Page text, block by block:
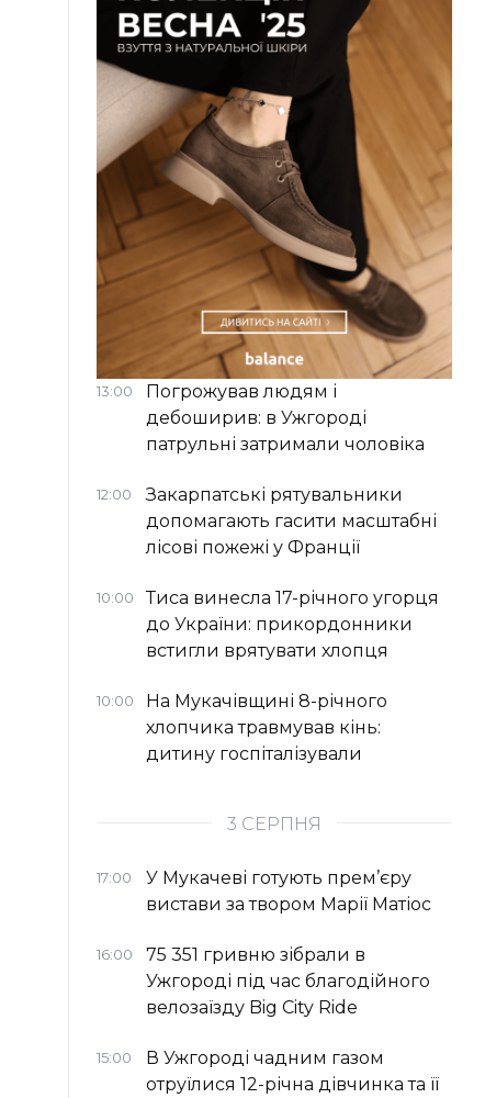
13:00
Погрожував людям і
дебоширив: в Ужгороді
патрульні затримали чоловіка
12:00
Закарпатські рятувальники
допомагають гасити масштабні
лісові пожежі у Франції
10:00
Тиса винесла 17-річного угорця
до України: прикордонники
встигли врятувати хлопця
10:00
На Мукачівщині 8-річного
хлопчика травмував кінь:
дитину госпіталізували
3 СЕРПНЯ
17:00
У Мукачеві готують прем’єру
вистави за твором Марії Матіос
16:00
75 351 гривню зібрали в
Ужгороді під час благодійного
велозаїзду Big Сity Ride
15:00
В Ужгороді чадним газом
отруїлися 12-річна дівчинка та її